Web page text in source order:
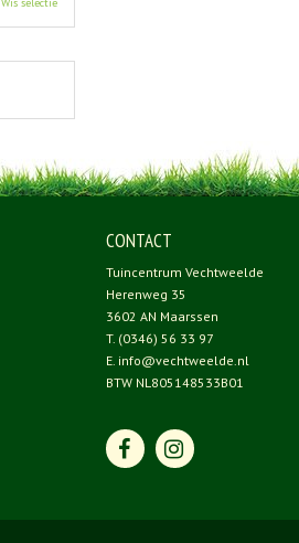
Wis selectie
CONTACT
Tuincentrum Vechtweelde
Herenweg 35
3602 AN Maarssen
T. (0346) 56 33 97
E. info@vechtweelde.nl
BTW NL805148533B01